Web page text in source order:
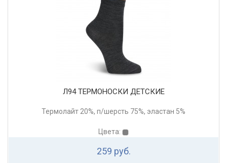
Л94 ТЕРМОНОСКИ ДЕТСКИЕ
Термолайт 20%, п/шерсть 75%, эластан 5%
Цвета:
259 руб.